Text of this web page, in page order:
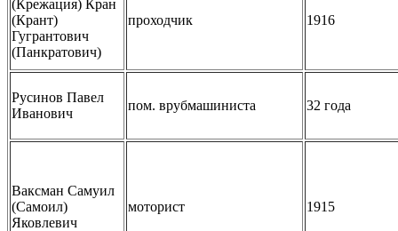
(Крежация) Кран
(Крант)
Гугрантович
(Панкратович)
проходчик 1916
Русинов Павел
Иванович
пом. врубмашиниста 32 года
Ваксман Самуил
(Самоил)
Яковлевич
моторист 1915